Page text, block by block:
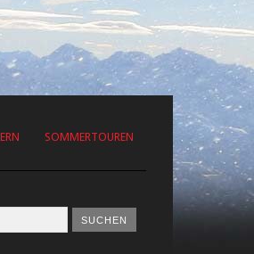
SOMMERTOUREN